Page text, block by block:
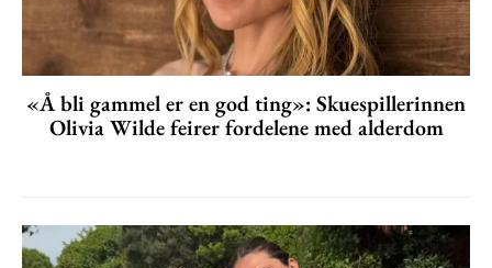
«Å bli gammel er en god ting»: Skuespillerinnen
Olivia Wilde feirer fordelene med alderdom